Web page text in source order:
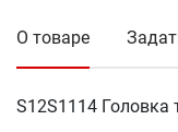
О товаре
S12S1114 Головка